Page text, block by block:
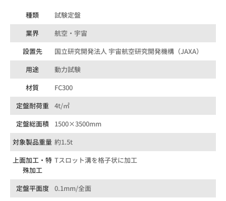
種類
試験定盤
業界
航空・宇宙
設置先
国⽴研究開発法⼈ 宇宙航空研究開発機構（JAXA）
用途
動力試験
材質
FC300
定盤耐荷重
4t/㎡
定盤総面積
1500×3500mm
対象製品重量 約1.5t
上面加工・特
殊加工
Tスロット溝を格子状に加工
定盤平面度
0.1mm/全面